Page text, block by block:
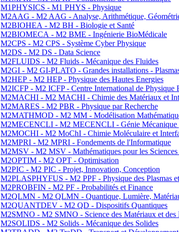
M1PHYSICS - M1 PHYS - Physique
M2AAG - M2 AAG - Analyse, Arithmétique,
M2BIOHEA - M2 BH - Biologie et Santé
M2BIOMECA - M2 BME - Ingénierie BioMédicale
M2CPS - M2 CPS - Système Cyber Physique
M2DS - M2 DS - Data Science
M2FLUIDS - M2 Fluids - Mécanique des Fluides
M2GI - M2 GI-PLATO - Grandes installations -
M2HEP - M2 HEP - Physique des Hautes Energies
M2ICFP - M2 ICFP - Centre International de Physique
M2MACHI - M2 MACHI - Chimie des Matériaux et
M2MARES - M2 PBR - Physique par Recherche
M2MATHMOD - M2 MM - Modélisation
M2MECENCLI - M2 MECENCLI - Génie Mécanique
M2MOCHI - M2 MoChI - Chimie Moléculaire et
M2MPRI - M2 MPRI - Fondements de l'Informatique
M2MSV - M2 MSV - Mathématiques pour les
M2OPTIM - M2 OPT - Optimisation
M2PIC - M2 PIC - Projet, Innovation, Conception
M2PLASPHYFUS - M2 PPF - Physique des Plasmas
M2PROBFIN - M2 PF - Probabilités et Finance
M2QLMN - M2 QLMN - Quantique, Lumière,
M2QUANTDEV - M2 QD - Dispositifs Quantiques
M2SMNO - M2 SMNO - Science des Matériaux et des
M2SOLIDS - M2 Solids - Mécanique des Solides